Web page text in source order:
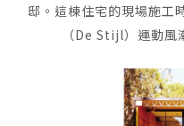
邸。這棟住宅的現場施工
（De Stijl）運動